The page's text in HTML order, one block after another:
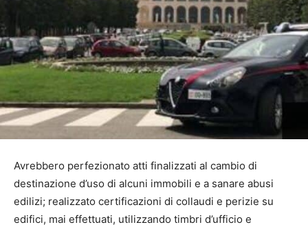
Avrebbero perfezionato atti finalizzati al cambio di
destinazione d’uso di alcuni immobili e a sanare abusi
edilizi; realizzato certificazioni di collaudi e perizie su
edifici, mai effettuati, utilizzando timbri d’ufficio e